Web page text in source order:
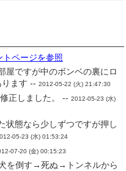
トページを参照
屋ですが中のボンベの裏にロ
ます -- 2012-05-22 (火) 21:47:30
正しました。 -- 2012-05-23 (水)
状態なら少しずつですが押し
05-23 (水) 01:53:24
07-20 (金) 00:15:23
犬を倒す→死ぬ→トンネルから